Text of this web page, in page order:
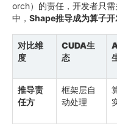
orch）的责任，开发者只
中， Shape推导成为算子
对比维
度
CUDA生
态
推导责
任方
框架层自
动处理